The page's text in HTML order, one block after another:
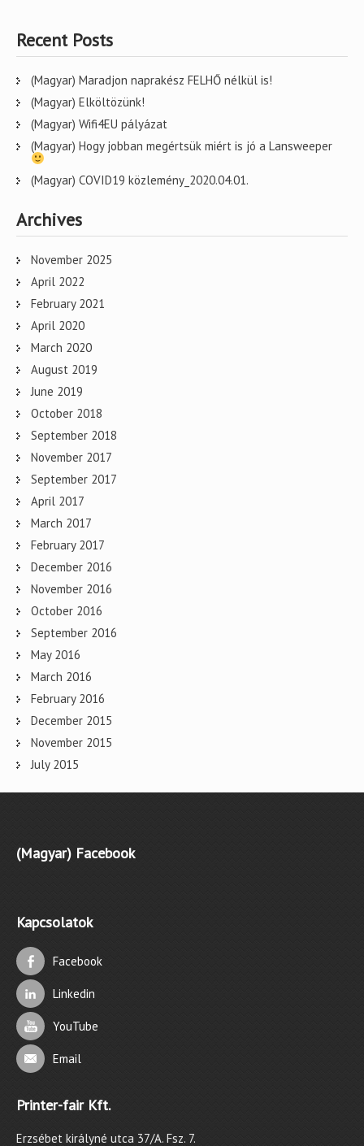
Recent Posts
(Magyar) Maradjon naprakész FELHŐ nélkül is!
(Magyar) Elköltözünk!
(Magyar) Wifi4EU pályázat
(Magyar) Hogy jobban megértsük miért is jó a Lansweeper
(Magyar) COVID19 közlemény_2020.04.01.
Archives
November 2025
April 2022
February 2021
April 2020
March 2020
August 2019
June 2019
October 2018
September 2018
November 2017
September 2017
April 2017
March 2017
February 2017
December 2016
November 2016
October 2016
September 2016
May 2016
March 2016
February 2016
December 2015
November 2015
July 2015
(Magyar) Facebook
Kapcsolatok
Facebook
Linkedin
YouTube
Email
Printer-fair Kft.
Erzsébet királyné utca 37/A. Fsz. 7.